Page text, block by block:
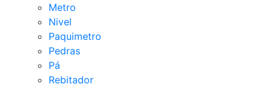
Metro
Nivel
Paquimetro
Pedras
Pá
Rebitador